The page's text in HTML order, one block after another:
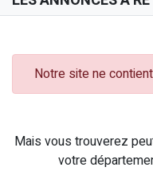
Notre site ne
Mais vous trouverez
votre